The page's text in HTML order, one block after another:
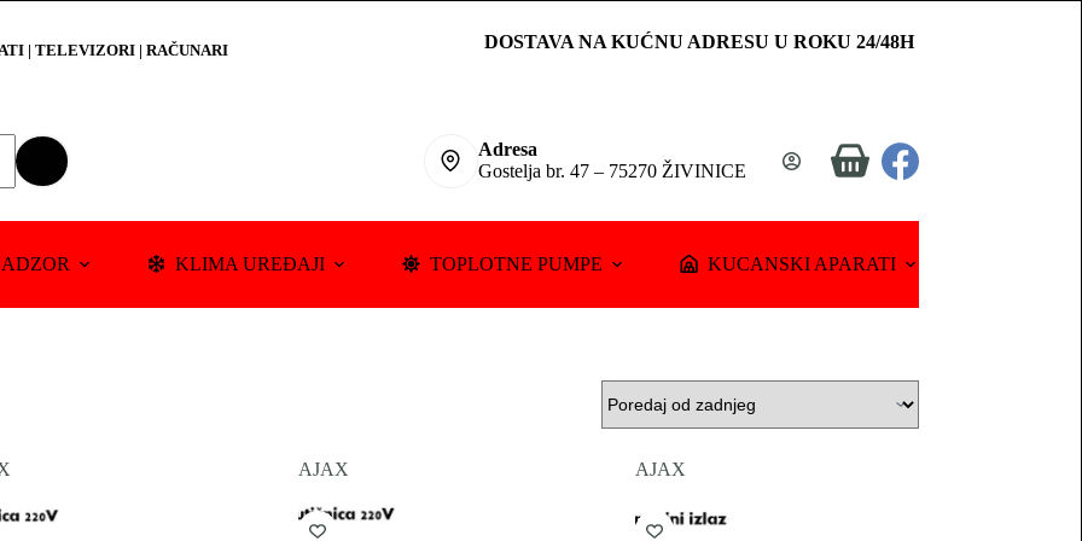
| TELEVIZORI | RAČUNARI DOSTAVA NA KUĆNU ADRESU U ROKU 24/48H
Adresa
Gostelja br. 47 – 75270 ŽIVINICE
Shopping
KLIMA UREĐAJI TOPLOTNE PUMPE KUCANSKI APARATI
AJAX AJAX